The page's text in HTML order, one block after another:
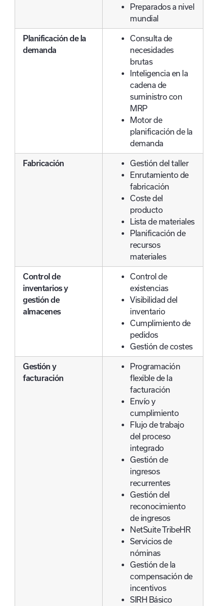
Preparados a nivel
mundial
Planificación de la
demanda
Consulta de
necesidades
brutas
Inteligencia en la
cadena de
suministro con
MRP
Motor de
planificación de la
demanda
Fabricación
Gestión del taller
Enrutamiento de
fabricación
Coste del
producto
Lista de materiales
Planificación de
recursos
materiales
Control de
inventarios y
gestión de
almacenes
Control de
existencias
Visibilidad del
inventario
Cumplimiento de
pedidos
Gestión de costes
Gestión y
facturación
Programación
flexible de la
facturación
Envío y
cumplimiento
Flujo de trabajo
del proceso
integrado
Gestión de
ingresos
recurrentes
Gestión del
reconocimiento
de ingresos
NetSuite TribeHR
Servicios de
nóminas
Gestión de la
compensación de
incentivos
SIRH Básico